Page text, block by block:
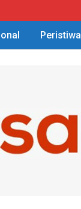
Peristiwa